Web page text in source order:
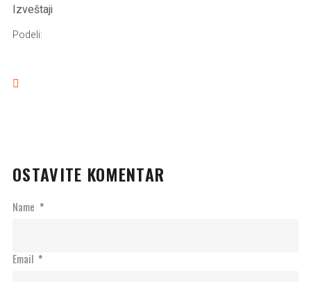
Izveštaji
Podeli:
OSTAVITE KOMENTAR
Name *
Email *